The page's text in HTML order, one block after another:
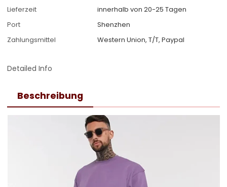
Lieferzeit
innerhalb von 20-25 Tagen
Port
Shenzhen
Zahlungsmittel
Western Union, T/T, Paypal
Detailed Info
Beschreibung